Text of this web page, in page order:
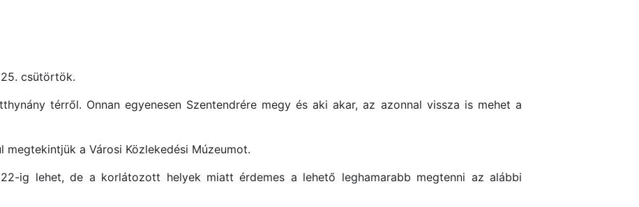
csütörtök.
térről. Onnan egyenesen Szentendrére megy és aki akar, az azonnal vissza is mehet a
megtekintjük a Városi Közlekedési Múzeumot.
ig lehet, de a korlátozott helyek miatt érdemes a lehető leghamarabb megtenni az alábbi